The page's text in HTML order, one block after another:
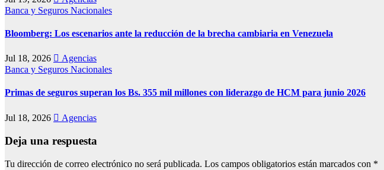
Banca y Seguros Nacionales
Bloomberg: Los escenarios ante la reducción de la brecha cambiaria en Venezuela
Jul 18, 2026
Agencias
Banca y Seguros Nacionales
Primas de seguros superan los Bs. 355 mil millones con liderazgo de HCM para junio 2026
Jul 18, 2026 Agencias
Deja una respuesta
Tu dirección de correo electrónico no será publicada. Los campos obligatorios están marcados con *